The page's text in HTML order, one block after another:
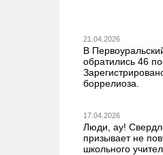
21.04.2026
В
обратились 46
боррелиоза.
17.04.2026
Люди, ау!
призывает не
школьного